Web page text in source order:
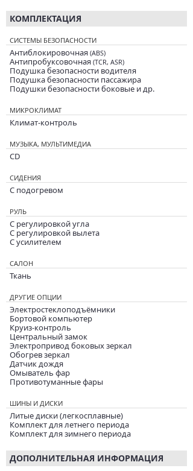
КОМПЛЕКТАЦИЯ
СИСТЕМЫ БЕЗОПАСНОСТИ
Антиблокировочная (ABS)
Антипробуксовочная (TCR, ASR)
Подушка безопасности водителя
Подушка безопасности пассажира
Подушки безопасности боковые и др.
МИКРОКЛИМАТ
Климат-контроль
МУЗЫКА, МУЛЬТИМЕДИА
CD
СИДЕНИЯ
С подогревом
РУЛЬ
С регулировкой угла
С регулировкой вылета
С усилителем
САЛОН
Ткань
ДРУГИЕ ОПЦИИ
Электростеклоподъёмники
Бортовой компьютер
Круиз-контроль
Центральный замок
Электропривод боковых зеркал
Обогрев зеркал
Датчик дождя
Омыватель фар
Противотуманные фары
ШИНЫ И ДИСКИ
Литые диски (легкосплавные)
Комплект для летнего периода
Комплект для зимнего периода
ДОПОЛНИТЕЛЬНАЯ ИНФОРМАЦИЯ